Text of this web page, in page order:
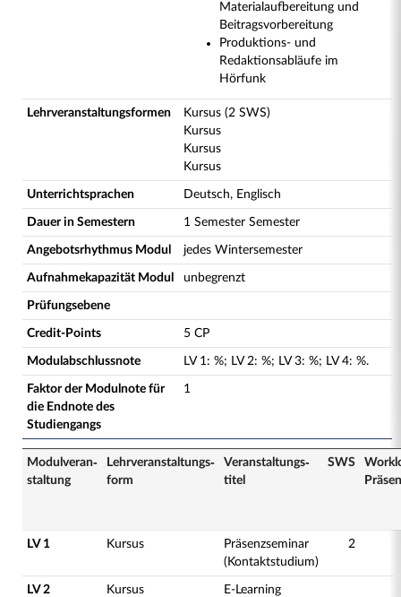
Materialaufbereitung und
Beitragsvorbereitung
Produktions- und
Redaktionsabläufe im
Hörfunk
Lehrveranstaltungsformen
Kursus (2 SWS)
Kursus
Kursus
Kursus
Unterrichtsprachen Deutsch, Englisch
Dauer in Semestern 1 Semester Semester
Angebotsrhythmus Modul jedes Wintersemester
Aufnahmekapazität Modul unbegrenzt
Prüfungsebene
Credit-Points 5 CP
Modulabschlussnote LV 1: %; LV 2: %; LV 3: %; LV 4: %.
Faktor der Modulnote für
die Endnote des
Studiengangs
1
Modulveran­
staltung
Lehrveranstaltungs­
form
Veranstaltungs­
titel
SWS
LV 1 Kursus
Präsenzseminar
(Kontaktstudium)
2
LV 2 Kursus E-Learning